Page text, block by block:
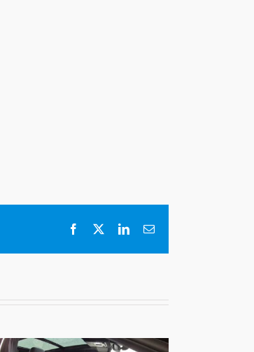
Facebook LinkedIn
E-